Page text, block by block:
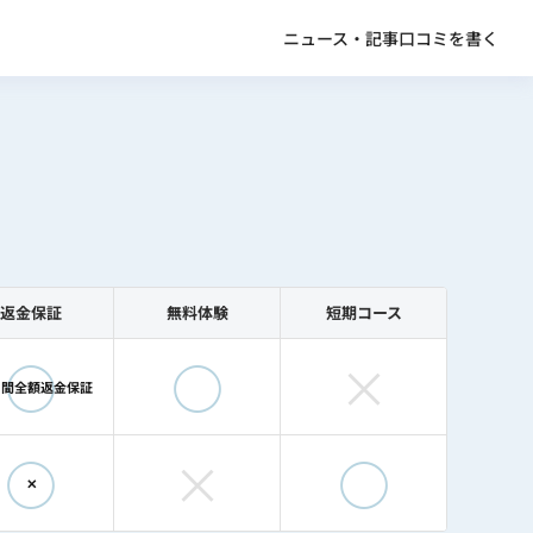
ニュース・記事口コミを書く
返金保証 無料体験 短期コース
◯
全額返金保証 ◯
×
◯
✕ × ◯